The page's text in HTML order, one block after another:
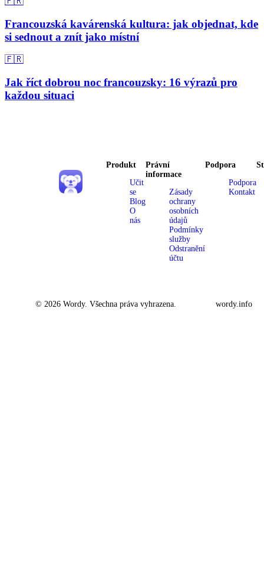
Francouzská kavárenská kultura: jak objednat, kde
si sednout a znít jako místní
🇫🇷
Jak říct dobrou noc francouzsky: 16 výrazů pro
každou situaci
Produkt
Učit
se
Blog
O
nás
Právní
informace
Zásady
ochrany
osobních
údajů
Podmínky
služby
Odstranění
účtu
Podpora
Podpora
Kontakt
© 2026 Wordy. Všechna práva vyhrazena. wordy.info